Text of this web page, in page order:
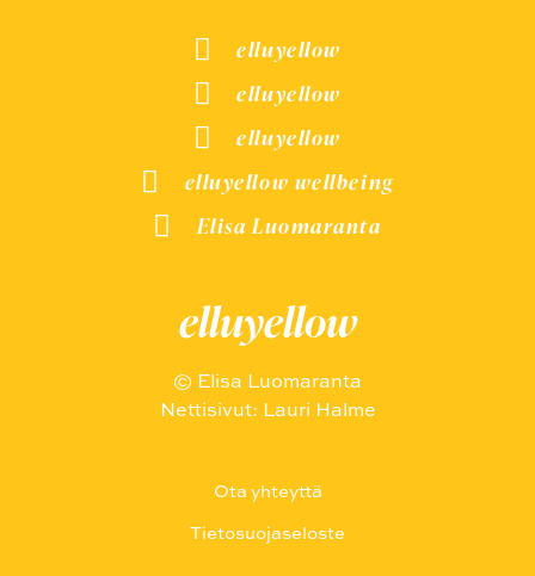
elluyellow
elluyellow
elluyellow
elluyellow wellbeing
Elisa Luomaranta
elluyellow
© Elisa Luomaranta
Nettisivut: Lauri Halme
Ota yhteyttä
Tietosuojaseloste